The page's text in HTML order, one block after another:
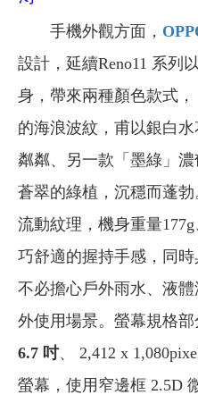
手機外觀方面，
設計，延續Reno11 系列
身，帶來兩種顏色款式，
的海浪波紋，甫以銀白
粼粼、另一款「墨綠」
蒼翠的綠植，沉穩而蓬
流動紋理，機身重量
巧舒適的握持手感，同時
不必擔心戶外雨水、液
外使用場景。螢幕規格部
6.7 吋、 2,412 x
螢幕，使用窄邊框 2.5D